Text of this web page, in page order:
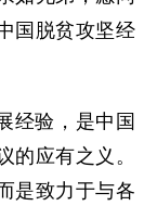
国脱贫攻坚经
经验，是中国
的应有之义。
是致力于与各